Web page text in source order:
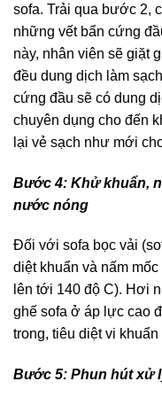
sofa. Trải qua bước 2,
những vết bẩn cứng
này, nhân viên sẽ giặt
đều dung dịch làm
cứng đầu sẽ có dung
chuyên dụng cho đến
lại vẻ sạch như mới
Bước 4: Khử khuẩn,
nước nóng
Đối với sofa bọc vải
diệt khuẩn và nấm
lên tới 140 độ C). Hơi
ghế sofa ở áp lực cao
trong, tiêu diệt vi khuẩn
Bước 5: Phun hút xử